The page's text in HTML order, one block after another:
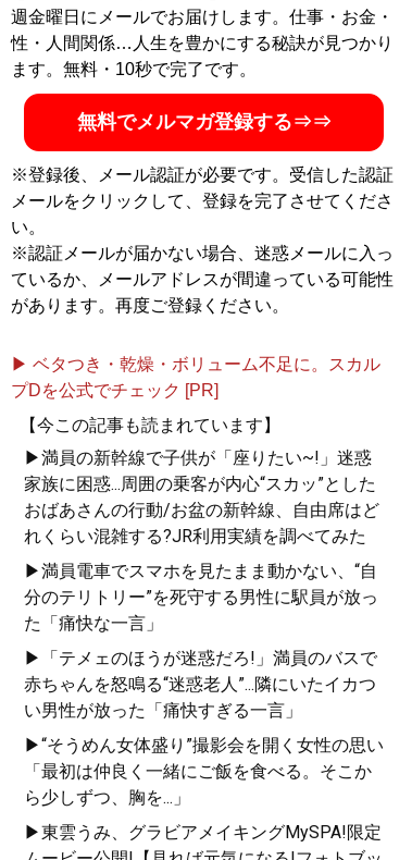
週金曜日にメールでお届けします。仕事・お金・
性・人間関係…人生を豊かにする秘訣が見つかり
ます。無料・10秒で完了です。
無料でメルマガ登録する⇒⇒
※登録後、メール認証が必要です。受信した認証
メールをクリックして、登録を完了させてくださ
い。
※認証メールが届かない場合、迷惑メールに入っ
ているか、メールアドレスが間違っている可能性
があります。再度ご登録ください。
▶ ベタつき・乾燥・ボリューム不足に。スカル
プDを公式でチェック [PR]
【今この記事も読まれています】
▶満員の新幹線で子供が「座りたい~!」迷惑
家族に困惑...周囲の乗客が内心“スカッ”とした
おばあさんの行動/お盆の新幹線、自由席はど
れくらい混雑する?JR利用実績を調べてみた
▶満員電車でスマホを見たまま動かない、“自
分のテリトリー”を死守する男性に駅員が放っ
た「痛快な一言」
▶「テメェのほうが迷惑だろ!」満員のバスで
赤ちゃんを怒鳴る“迷惑老人”...隣にいたイカつ
い男性が放った「痛快すぎる一言」
▶“そうめん女体盛り”撮影会を開く女性の思い
「最初は仲良く一緒にご飯を食べる。そこか
ら少しずつ、胸を...」
▶東雲うみ、グラビアメイキングMySPA!限定